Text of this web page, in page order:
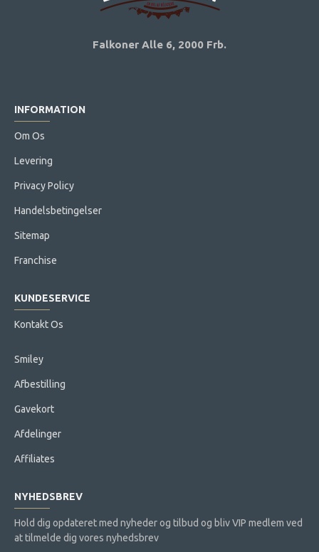
Falkoner Alle 6, 2000 Frb.
INFORMATION
Om Os
Levering
Privacy Policy
Handelsbetingelser
Sitemap
Franchise
KUNDESERVICE
Kontakt Os
Smiley
Afbestilling
Gavekort
Afdelinger
Affiliates
NYHEDSBREV
Hold dig opdateret med nyheder og tilbud og bliv VIP medlem ved
at tilmelde dig vores nyhedsbrev